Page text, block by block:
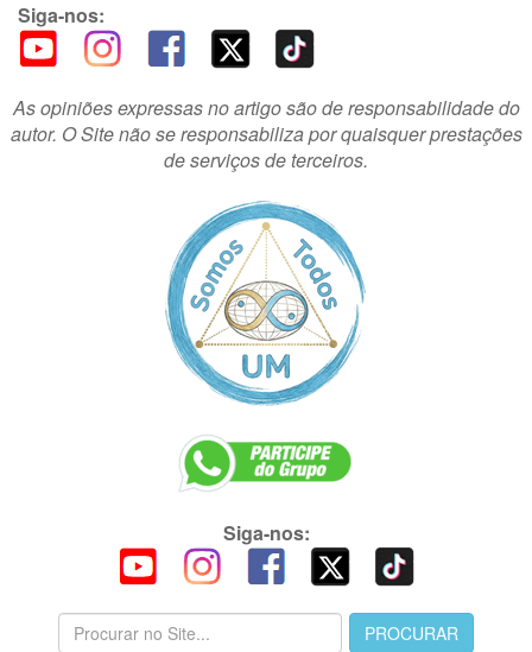
Siga-nos:
As opiniões expressas no artigo são de responsabilidade do
autor. O Site não se responsabiliza por quaisquer prestações
de serviços de terceiros.
Siga-nos: